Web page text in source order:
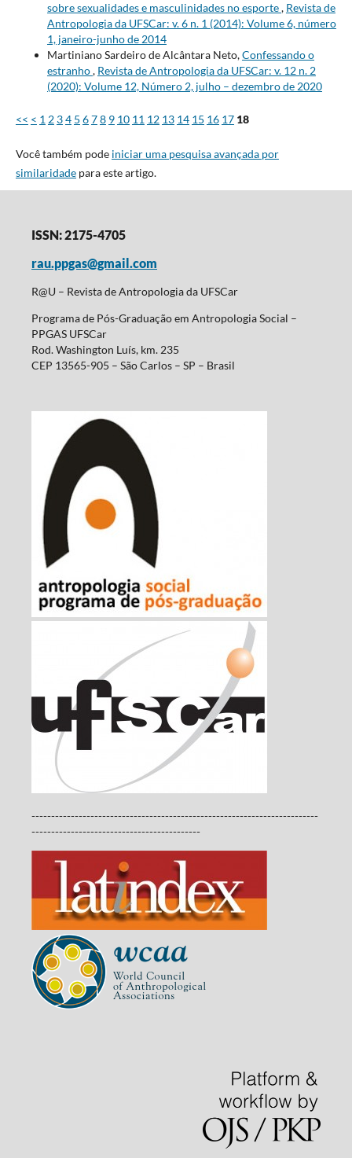
sobre sexualidades e masculinidades no esporte, Revista de
Antropologia da UFSCar: v. 6 n. 1 (2014): Volume 6, número
1, janeiro-junho de 2014
Martiniano Sardeiro de Alcântara Neto,Confessando o
estranho, Revista de Antropologia da UFSCar: v. 12 n. 2
(2020): Volume 12, Número 2, julho – dezembro de 2020
<< < 1 2 34 5 678 9 10 11 12 13 14 15 16 17 18
Você também pode iniciar uma pesquisa avançada por
similaridadepara este artigo.
ISSN: 2175-4705
rau.ppgas@gmail.com
R@U – Revista de Antropologia da UFSCar
Programa de Pós-Graduação em Antropologia Social –
PPGAS UFSCar
Rod. Washington Luís, km. 235
CEP 13565-905 – São Carlos – SP – Brasil
-------------------------------------------------------------------------
-------------------------------------------